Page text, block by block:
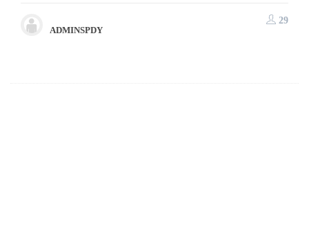
ADMINSPDY
29